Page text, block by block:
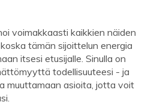
voimakkaasti kaikkien näiden
tämän sijoittelun energia
itsesi etusijalle. Sinulla on
todellisuuteesi - ja
muuttamaan asioita, jotta voit